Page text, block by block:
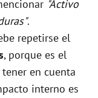
"Activo
.
repetirse el
, porque es el
en cuenta
interno es